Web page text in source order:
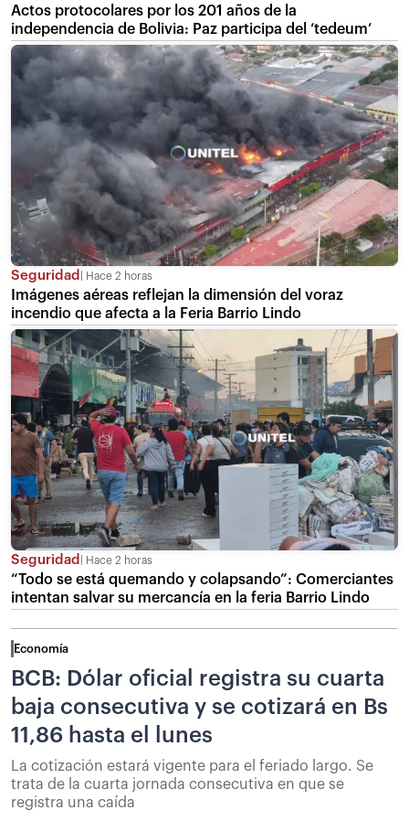
Actos protocolares por los 201 años de la
independencia de Bolivia: Paz participa del ‘tedeum’
Seguridad Hace 2 horas
Imágenes aéreas reflejan la dimensión del voraz
incendio que afecta a la Feria Barrio Lindo
Seguridad Hace 2 horas
“Todo se está quemando y colapsando”: Comerciantes
intentan salvar su mercancía en la feria Barrio Lindo
Economía
BCB: Dólar oficial registra su cuarta
baja consecutiva y se cotizará en Bs
11,86 hasta el lunes
La cotización estará vigente para el feriado largo. Se
trata de la cuarta jornada consecutiva en que se
registra una caída